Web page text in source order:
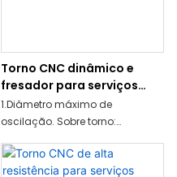
Torno CNC dinâmico e
fresador para serviços
pesados ​​CN-FD75S
1.Diâmetro máximo de
oscilação. Sobre torno:
2. Diâmetro máximo (disco): 380
mm